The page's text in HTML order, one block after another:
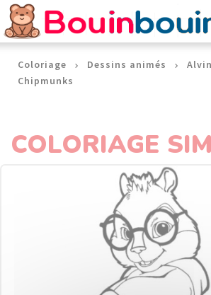
Coloriage Dessins animés
Chipmunks
COLORIAGE
Panneau de gestion des cookies